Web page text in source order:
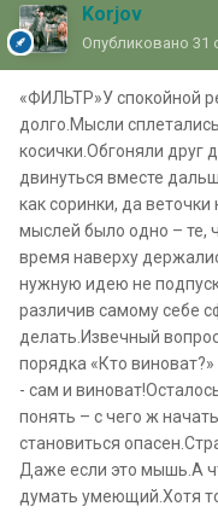
Korjov
Опубликовано 31
«ФИЛЬТР»У спокойной
долго.Мысли
косички.Обгоняли друг
двинуться вместе
как соринки, да
мыслей было одно – те,
время наверху
нужную идею не
различив самому себе
делать.Извечный
порядка «Кто
- сам и
понять – с чего ж
становиться
Даже если это мышь.А
думать умеющий.Хотя